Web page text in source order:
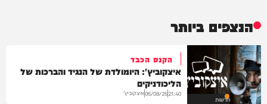
הנצפים ביותר
חדשות
הקנס הכבד
איצקוביץ': היומולדת של הנגיד והברכות של
הליכודניקים
21:40
06/08/26איצקוביץ'